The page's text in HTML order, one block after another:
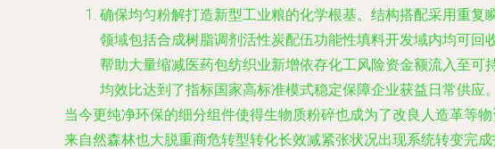
确保均匀粉解打造新型工业粮的化学根基。结构搭配采用重
领域包括合成树脂调剂活性炭配伍功能性填料开发域内均可
帮助大量缩减医药包纺织业新增依存化工风险资金额流入至
均效比达到了指标国家高标准模式稳定保障企业获益日常供应
当今更纯净环保的细分组件使得生物质粉碎也成为了改良人造革等
来自然森林也大脱重商危转型转化长效减紧张状况出现系统转变完